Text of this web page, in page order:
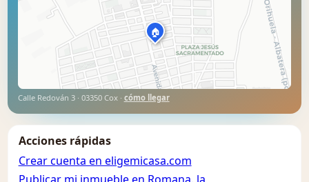
🏠
Calle Redován 3 · 03350 Cox · cómo llegar
Acciones rápidas
Crear cuenta en eligemicasa.com